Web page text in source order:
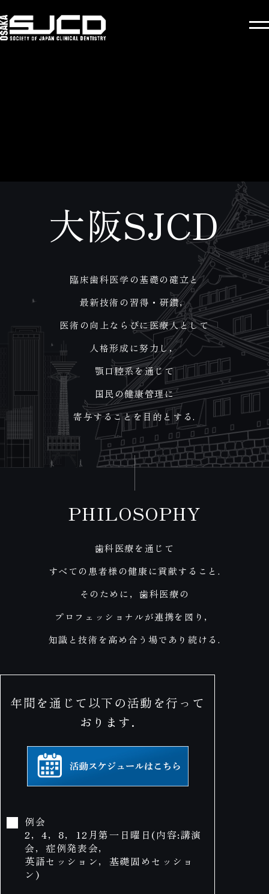
大阪SJCD
臨床歯科医学の基礎の確立と
最新技術の習得・研鑽，
医術の向上ならびに医療人として
人格形成に努力し，
顎口腔系を通じて
国民の健康管理に
寄与することを目的とする.
PHILOSOPHY
⻭科医療を通じて
すべての患者様の健康に貢献すること.
そのために，⻭科医療の
プロフェッショナルが連携を図り，
知識と技術を高め合う場であり続ける.
年間を通じて以下の活動を行って
おります.
例会
2，4，8，12月第一日曜日(内容:講演
会，症例発表会，
英語セッション，基礎固めセッショ
ン)